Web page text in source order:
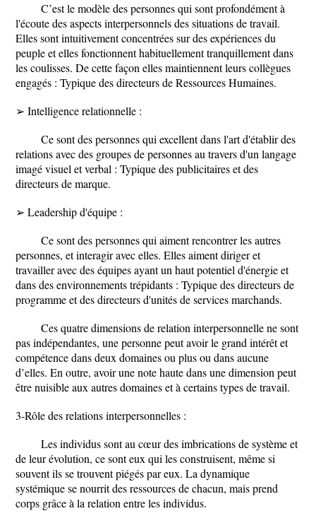
C’est le modèle des personnes qui sont profondément à
l'écoute des aspects interpersonnels des situations de travail.
Elles sont intuitivement concentrées sur des expériences du
peuple et elles fonctionnent habituellement tranquillement dans
les coulisses. De cette façon elles maintiennent leurs collègues
engagés : Typique des directeurs de Ressources Humaines.
➢ Intelligence relationnelle :
Ce sont des personnes qui excellent dans l'art d'établir des
relations avec des groupes de personnes au travers d'un langage
imagé visuel et verbal : Typique des publicitaires et des
directeurs de marque.
➢ Leadership d'équipe :
Ce sont des personnes qui aiment rencontrer les autres
personnes, et interagir avec elles. Elles aiment diriger et
travailler avec des équipes ayant un haut potentiel d'énergie et
dans des environnements trépidants : Typique des directeurs de
programme et des directeurs d'unités de services marchands.
Ces quatre dimensions de relation interpersonnelle ne sont
pas indépendantes, une personne peut avoir le grand intérêt et
compétence dans deux domaines ou plus ou dans aucune
d’elles. En outre, avoir une note haute dans une dimension peut
être nuisible aux autres domaines et à certains types de travail.
3-Rôle des relations interpersonnelles :
Les individus sont au cœur des imbrications de système et
de leur évolution, ce sont eux qui les construisent, même si
souvent ils se trouvent piégés par eux. La dynamique
systémique se nourrit des ressources de chacun, mais prend
corps grâce à la relation entre les individus.